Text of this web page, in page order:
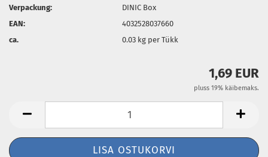
Verpackung:
DINIC Box
EAN:
4032528037660
ca.
0.03 kg per Tükk
1,69 EUR
pluss 19% käibemaks.